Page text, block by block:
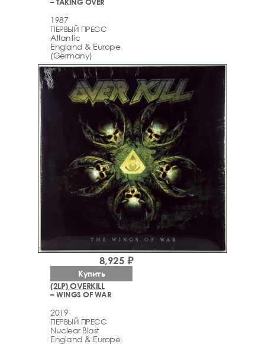
1987
ПЕРВЫЙ ПРЕСС
Atlantic
England & Europe
(Germany)
(2LP) OVERKILL
– WINGS OF WAR
2019
ПЕРВЫЙ ПРЕСС
Nuclear Blast
England & Europe
8,925 ₽
Купить